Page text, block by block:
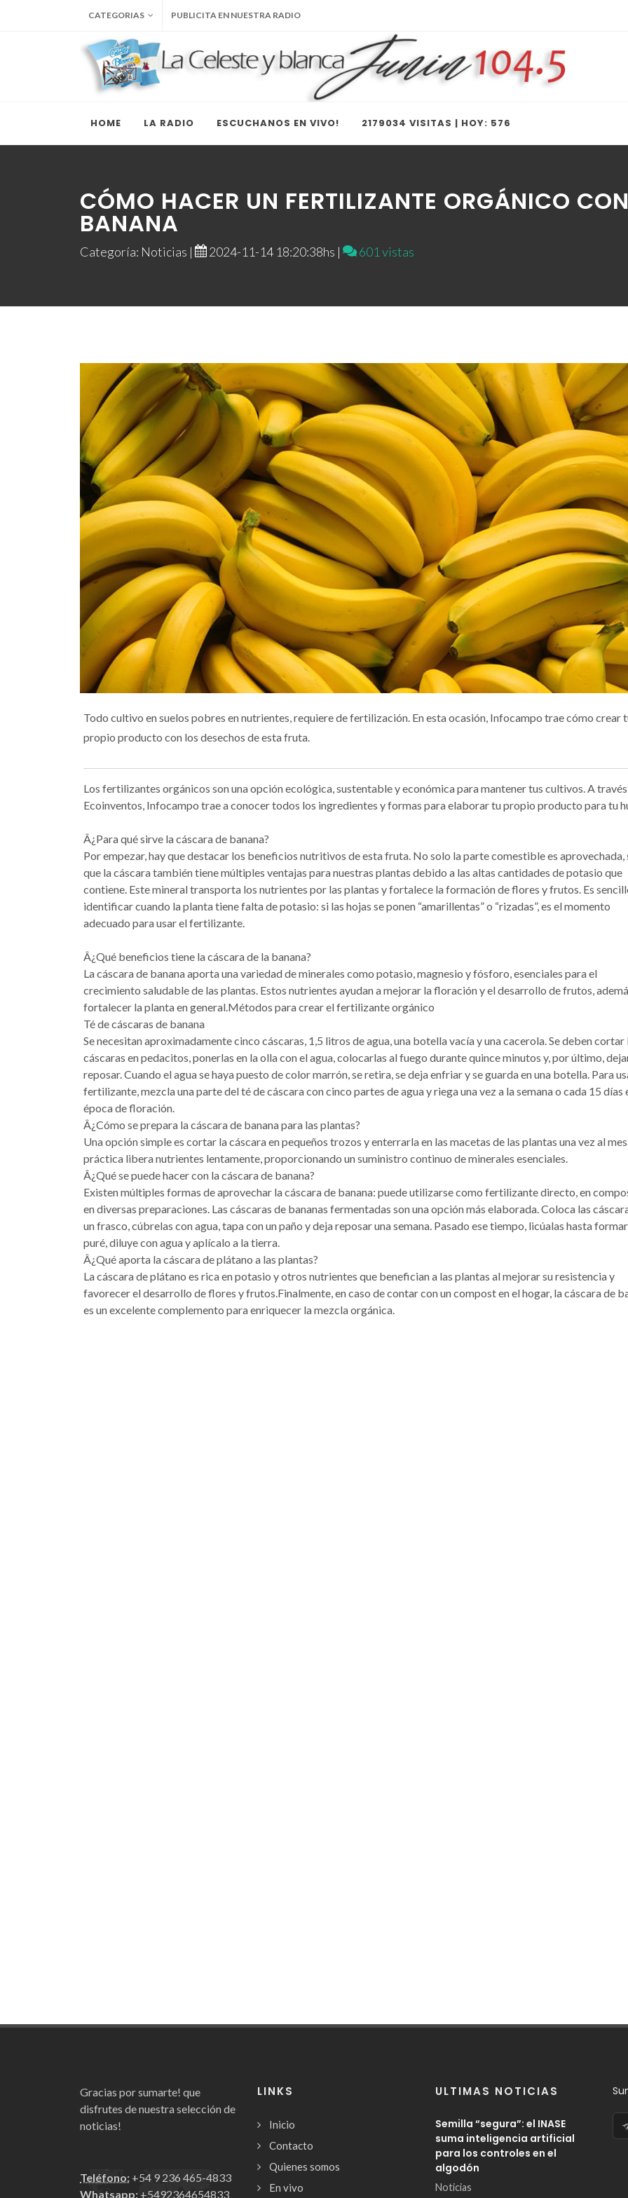
CATEGORIAS PUBLICITA EN NUESTRA RADIO
HOME LA RADIO ESCUCHANOS EN VIVO! 2179034 VISITAS | HOY: 576
CÓMO HACER UN FERTILIZANTE ORGÁNICO
BANANA
Categoría: Noticias | 2024-11-14 18:20:38hs | 601 vistas
Todo cultivo en suelos pobres en nutrientes, requiere de fertilización. En esta ocasión, Infocampo trae cómo crear
propio producto con los desechos de esta fruta.
Los fertilizantes orgánicos son una opción ecológica, sustentable y económica para mantener tus cultivos. A
Ecoinventos, Infocampo trae a conocer todos los ingredientes y formas para elaborar tu propio producto para tu
Â¿Para qué sirve la cáscara de banana?
Por empezar, hay que destacar los beneficios nutritivos de esta fruta. No solo la parte comestible es aprovechada,
que la cáscara también tiene múltiples ventajas para nuestras plantas debido a las altas cantidades de potasio que
contiene. Este mineral transporta los nutrientes por las plantas y fortalece la formación de flores y frutos. Es
identificar cuando la planta tiene falta de potasio: si las hojas se ponen “amarillentas” o “rizadas”, es el momento
adecuado para usar el fertilizante.
Â¿Qué beneficios tiene la cáscara de la banana?
La cáscara de banana aporta una variedad de minerales como potasio, magnesio y fósforo, esenciales para el
crecimiento saludable de las plantas. Estos nutrientes ayudan a mejorar la floración y el desarrollo de frutos,
fortalecer la planta en general.Métodos para crear el fertilizante orgánico
Té de cáscaras de banana
Se necesitan aproximadamente cinco cáscaras, 1,5 litros de agua, una botella vacía y una cacerola. Se deben cortar
cáscaras en pedacitos, ponerlas en la olla con el agua, colocarlas al fuego durante quince minutos y, por último,
reposar. Cuando el agua se haya puesto de color marrón, se retira, se deja enfriar y se guarda en una botella. Para
fertilizante, mezcla una parte del té de cáscara con cinco partes de agua y riega una vez a la semana o cada 15 días
época de floración.
Â¿Cómo se prepara la cáscara de banana para las plantas?
Una opción simple es cortar la cáscara en pequeños trozos y enterrarla en las macetas de las plantas una vez al
práctica libera nutrientes lentamente, proporcionando un suministro continuo de minerales esenciales.
Â¿Qué se puede hacer con la cáscara de banana?
Existen múltiples formas de aprovechar la cáscara de banana: puede utilizarse como fertilizante directo, en
en diversas preparaciones. Las cáscaras de bananas fermentadas son una opción más elaborada. Coloca las
un frasco, cúbrelas con agua, tapa con un paño y deja reposar una semana. Pasado ese tiempo, licúalas hasta
puré, diluye con agua y aplícalo a la tierra.
Â¿Qué aporta la cáscara de plátano a las plantas?
La cáscara de plátano es rica en potasio y otros nutrientes que benefician a las plantas al mejorar su resistencia y
favorecer el desarrollo de flores y frutos.Finalmente, en caso de contar con un compost en el hogar, la cáscara de
es un excelente complemento para enriquecer la mezcla orgánica.
Gracias por sumarte! que
disfrutes de nuestra selección de
noticias!
Teléfono: +54 9 236 465-4833
Whatsapp: +5492364654833
LINKS
Inicio
Contacto
Quienes somos
En vivo
ULTIMAS NOTICIAS
Semilla “segura”: el INASE
suma inteligencia artificial
para los controles en el
algodón
Noticias